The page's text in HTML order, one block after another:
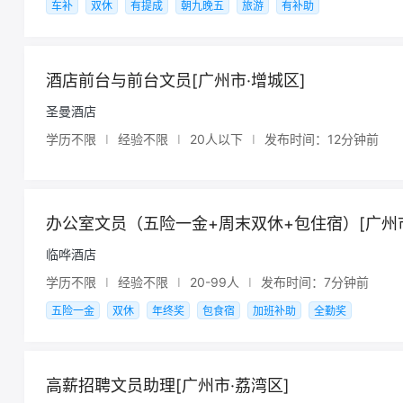
车补 双休 有提成 朝九晚五 旅游 有补助
酒店前台与前台文员[广州市·增城区]
圣曼酒店
学历不限
I 经验不限 I 20人以下 I 发布时间：12分钟前
办公室文员（五险一金+周末双休+包住宿）[广州
临哗酒店
学历不限
I 经验不限 I 20-99人 I 发布时间：7分钟前
五险一金 双休 年终奖 包食宿 加班补助 全勤奖
高薪招聘文员助理[广州市·荔湾区]